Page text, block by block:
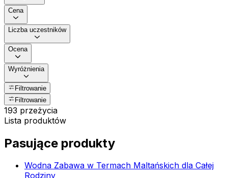
Cena
Liczba uczestników
Ocena
Wyróżnienia
Filtrowanie
Filtrowanie
193 przeżycia
Lista produktów
Pasujące produkty
Wodna Zabawa w Termach Maltańskich dla Całej
Rodziny